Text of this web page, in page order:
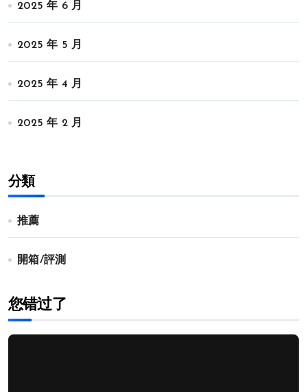
2025 年 6 月
2025 年 5 月
2025 年 4 月
2025 年 2 月
分類
推薦
開箱/評測
您错过了